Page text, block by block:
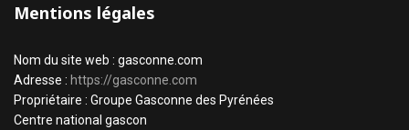
Mentions légales
Nom du site web : gasconne.com
Adresse : https://gasconne.com
Propriétaire : Groupe Gasconne des Pyrénées
Centre national gascon